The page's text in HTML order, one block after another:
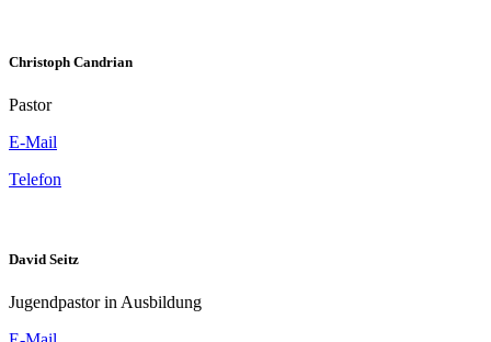
Christoph Candrian
Pastor
E-Mail
Telefon
David Seitz
Jugendpastor in Ausbildung